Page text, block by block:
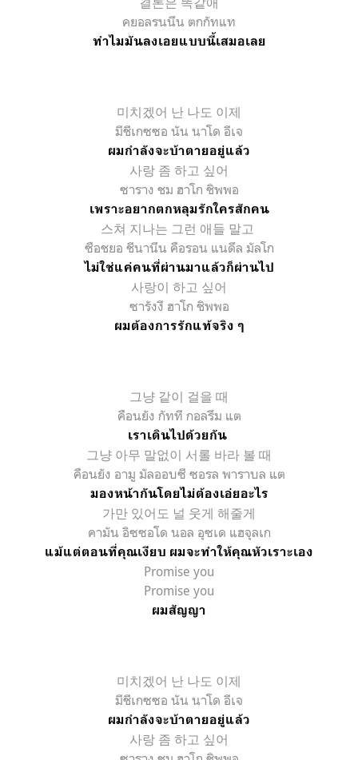
คยอลรนนึน ตกกัทแท
ทำไมมันลงเอยแบบนี้เสมอเลย
미치겠어 난 나도 이제
มีชีเกซซอ นัน นาโด อีเจ
ผมกำลังจะบ้าตายอยู่แล้ว
사랑 좀 하고 싶어
ซาราง ชม ฮาโก ชิพพอ
เพราะอยากตกหลุมรักใครสักคน
스쳐 지나는 그런 애들 말고
ซือชยอ ชีนานึน คือรอน แนดึล มัลโก
ไม่ใช่แค่คนที่ผ่านมาแล้วก็ผ่านไป
사랑이 하고 싶어
ซารังงี ฮาโก ชิพพอ
ผมต้องการรักแท้จริง ๆ
그냥 같이 걸을 때
คือนยัง กัทที กอลรึม แต
เราเดินไปด้วยกัน
그냥 아무 말없이 서롤 바라 볼 때
คือนยัง อามู มัลออบซี ซอรล พาราบล แต
มองหน้ากันโดยไม่ต้องเอ่ยอะไร
가만 있어도 널 웃게 해줄게
คามัน อิซซอโด นอล อุซเด แฮจุลเก
แม้แต่ตอนที่คุณเงียบ ผมจะทำให้คุณหัวเราะเอง
Promise you
Promise you
ผมสัญญา
미치겠어 난 나도 이제
มีชีเกซซอ นัน นาโด อีเจ
ผมกำลังจะบ้าตายอยู่แล้ว
사랑 좀 하고 싶어